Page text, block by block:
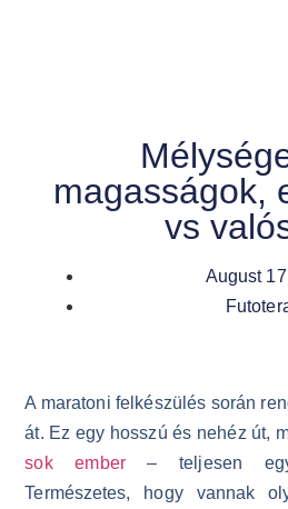
magasságok,
vs
August
A maratoni felkészülés során
át. Ez egy hosszú és nehéz út,
sok ember– teljesen
Természetes, hogy vannak